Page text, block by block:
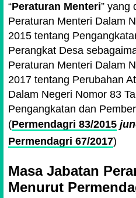
Peraturan Menteri yang
Peraturan Menteri Dalam
2015 tentang
Perangkat Desa
Peraturan Menteri Dalam
2017 tentang Perubahan
Dalam Negeri Nomor 83
Pengangkatan dan
(Permendagri 83/2015
Permendagri 67/2017)
Masa Jabatan
Menurut